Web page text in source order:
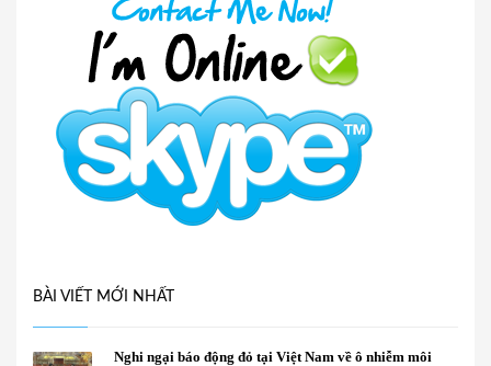
BÀI VIẾT MỚI NHẤT
Nghi ngại báo động đỏ tại Việt Nam về ô nhiễm môi